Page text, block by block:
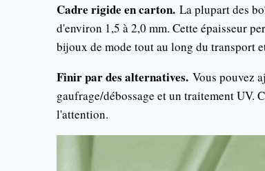
Cadre rigide en carton. La plupart des
d'environ 1,5 à 2,0 mm. Cette épaisseur
bijoux de mode tout au long du transport
Finir par des alternatives. Vous pouvez
gaufrage/débossage et un traitement UV.
l'attention.